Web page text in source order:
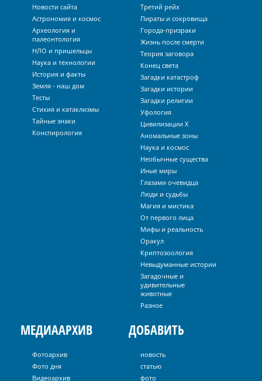
Новости сайта
Астрономия и космос
Археология и
палеонтология
НЛО и пришельцы
Наука и технологии
История и факты
Земля - наш дом
Тесты
Стихия и катаклизмы
Тайные знаки
Конспирология
Третий рейх
Пираты и сокровища
Города-призраки
Жизнь после смерти
Теория заговора
Конец света
Загадки катастроф
Загадки истории
Загадки религии
Уфология
Цивилизации Х
Аномальные зоны
Наука и космос
Необычные существа
Иные миры
Глазами очевидца
Люди и судьбы
Магия и мистика
От первого лица
Мифы и реальность
Оракул
Криптозоология
Невыдуманные истории
Загадочные и
удивительные
животные
Разное
МЕДИААРХИВ
Фотоархив
Фото дня
Видеоархив
ДОБАВИТЬ
новость
статью
фото